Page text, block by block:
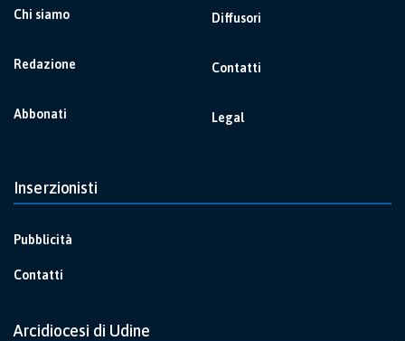
Chi siamo
Redazione
Abbonati
Diffusori
Contatti
Legal
Inserzionisti
Pubblicità
Contatti
Arcidiocesi di Udine